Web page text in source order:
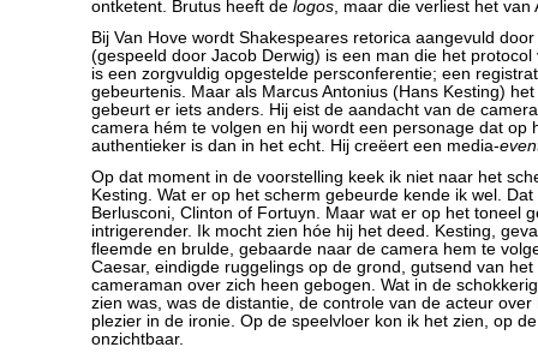
ontketent. Brutus heeft de logos, maar die verliest het van
Bij Van Hove wordt Shakespeares retorica aangevuld
(gespeeld door Jacob Derwig) is een man die het protocol
is een zorgvuldig opgestelde persconferentie; een
gebeurtenis. Maar als Marcus Antonius (Hans Kesting)
gebeurt er iets anders. Hij eist de aandacht van de
camera hém te volgen en hij wordt een personage dat op
authentieker is dan in het echt. Hij creëert een media-
Op dat moment in de voorstelling keek ik niet naar het
Kesting. Wat er op het scherm gebeurde kende ik wel.
Berlusconi, Clinton of Fortuyn. Maar wat er op het toneel
intrigerender. Ik mocht zien hóe hij het deed. Kesting,
fleemde en brulde, gebaarde naar de camera hem te
Caesar, eindigde ruggelings op de grond, gutsend van
cameraman over zich heen gebogen. Wat in de
zien was, was de distantie, de controle van de acteur
plezier in de ironie. Op de speelvloer kon ik het zien, op
onzichtbaar.